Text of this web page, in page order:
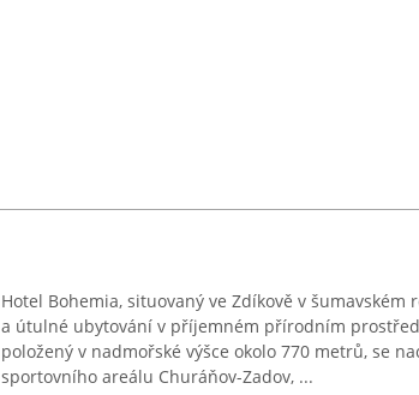
Hotel Bohemia, situovaný ve Zdíkově v
a útulné ubytování v příjemném přírodním
položený v nadmořské výšce okolo 770 metrů, se
sportovního areálu Churáňov-Zadov, ...